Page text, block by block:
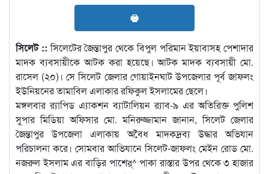
🖶
সিলেট :: সিলেটের জৈন্তাপুর থেকে বিপুল পরিমান ইয়াবাসহ পেশাদার
মাদক ব্যবসায়ীকে আটক করা হয়েছে। আটক মাদক ব্যবসায়ী মো.
রাসেল (২০)। সে সিলেট জেলার গোয়াইনঘাট উপজেলার পূর্ব জাফলং
ইউনিয়নের তামাবিল এলাকার রফিকুল ইসলামের ছেলে।
মঙ্গলবার র‌্যাপিড এ্যাকশন ব্যাটালিয়ন র‌্যাব-৯ এর অতিরিক্ত পুলিশ
সুপার মিডিয়া অফিসার মো. মনিরুজ্জামান জানান, সিলেট জেলার
জৈন্তাপুর উপজেলা এলাকায় অবৈধ মাদকদ্রব্য উদ্ধার অভিযান
পরিচালনা করে। সোমবার আভিযানে সিলেট-জাফলং মেইন রোড মো.
নজরুল ইসলাম এর বাড়ির পাশের্^ পাকা রাস্তার উপর থেকে ৩ হাজার